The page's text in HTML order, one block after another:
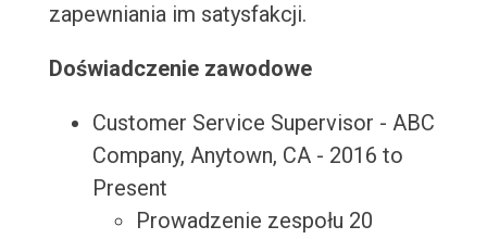
zapewniania im satysfakcji.
Doświadczenie zawodowe
Customer Service Supervisor - ABC
Company, Anytown, CA - 2016 to
Present
Prowadzenie zespołu 20